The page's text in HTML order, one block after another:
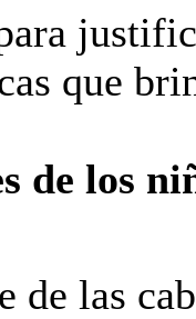
que
de los
de las